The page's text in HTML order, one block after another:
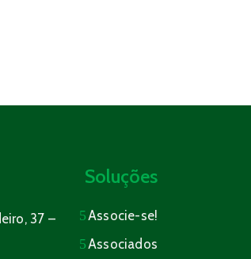
37 –
Soluções
Associe-se!
Associados